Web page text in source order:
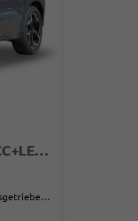
LIMITED SHZ+KAMERA+17" ALU+ACC+LED+KLIMA+PARK ASSIST
Doppelkupplungsgetriebe (DSG)